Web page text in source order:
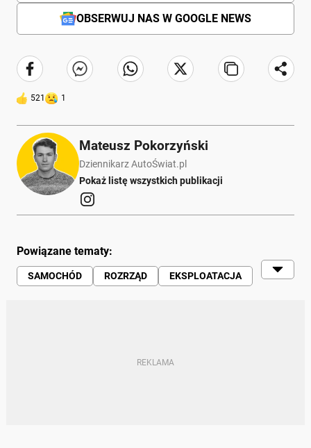
OBSERWUJ NAS W GOOGLE NEWS
521 1
Mateusz Pokorzyński
Dziennikarz AutoŚwiat.pl
Pokaż listę wszystkich publikacji
Powiązane tematy:
SAMOCHÓD ROZRZĄD
EKSPLOATACJA